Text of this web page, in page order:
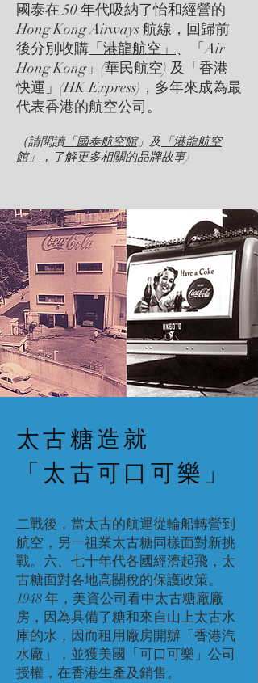
國泰在 50 年代吸納了怡和經營的
Hong Kong Airways 航線，回歸前
後分別收購 「港龍航空」 、「Air
Hong Kong」(華民航空) 及「香港
快運」(HK Express)，多年來成為最
代表香港的航空公司。
（請閱讀「國泰航空館」及 「港龍航空
館」
，了解更多相關的品牌故事)
太古糖造就
「太古可口可樂」
二戰後，當太古的航運從輪船轉營到
航空，另一祖業太古糖同樣面對新挑
戰。六、七十年代各國經濟起飛，太
古糖面對各地高關稅的保護政策。
1948 年，美資公司看中太古糖廠廠
房，因為具備了糖和來自山上太古水
庫的水，因而租用廠房開辦「香港汽
水廠」，並獲美國「可口可樂」公司
授權，在香港生產及銷售。